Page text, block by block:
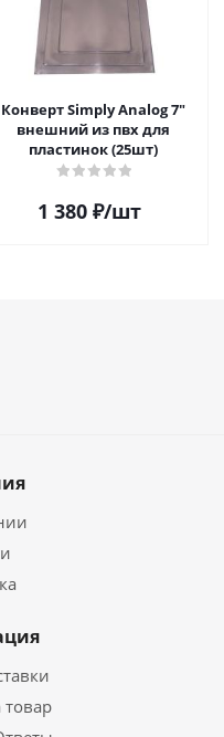
Конверт Simply Analog 7"
внешний из пвх для
пластинок (25шт)
1 380₽/шт
товар